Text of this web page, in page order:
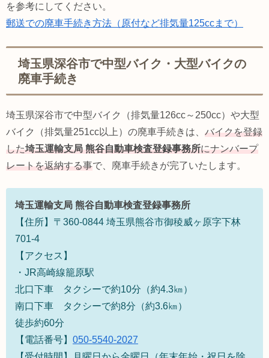
を参考にしてください。
郵送での廃車手続き方法（原付など排気量125ccまで）
埼玉県深谷市で中型バイク・大型バイクの
廃車手続き
埼玉県深谷市で中型バイク（排気量126cc～250cc）や大型
バイク（排気量251cc以上）の廃車手続きは、 バイクを登録
した埼玉運輸支局 熊谷自動車検査登録事務所にナンバープ
レートを返納する事で、廃車手続きが完了いたします。
埼玉運輸支局 熊谷自動車検査登録事務所
【住所】〒360-0844 埼玉県熊谷市御稜威ヶ原字下林
701-4
【アクセス】
・JR高崎線籠原駅
北口下車 タクシーで約10分（約4.3㎞）
南口下車 タクシーで約8分（約3.6㎞）
徒歩約60分
【電話番号】 050-5540-2027